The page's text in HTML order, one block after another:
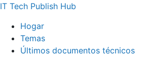
IT Tech Publish Hub
Hogar
Temas
Últimos documentos técnicos